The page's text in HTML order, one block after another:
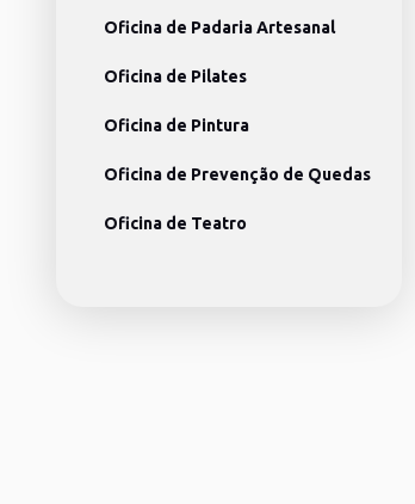
Oficina de Padaria Artesanal
Oficina de Pilates
Oficina de Pintura
Oficina de Prevenção de Quedas
Oficina de Teatro